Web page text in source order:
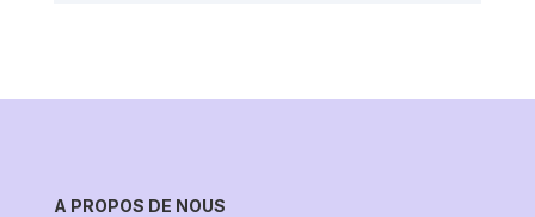
A PROPOS DE NOUS